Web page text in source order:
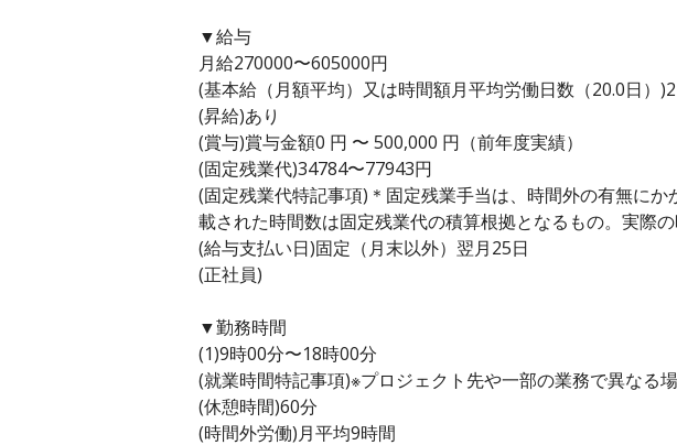
▼給与
月給270000〜605000円
(基本給（月額平均）又は時間額月平均労働日数（20.0日）
(昇給)あり
(賞与)賞与金額0 円 〜 500,000 円（前年度実績）
(固定残業代)34784〜77943円
(固定残業代特記事項)＊固定残業手当は、時間外の有無に
載された時間数は固定残業代の積算根拠となるもの。実際
(給与支払い日)固定（月末以外）翌月25日
(正社員)
▼勤務時間
(1)9時00分〜18時00分
(就業時間特記事項)※プロジェクト先や一部の業務で異なる
(休憩時間)60分
(時間外労働)月平均9時間